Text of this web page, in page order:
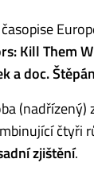
Kill Them
a doc.
čtyři
zjištění.